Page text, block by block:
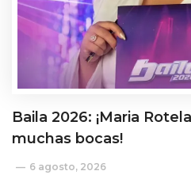
Baila 2026: ¡Maria
muchas bocas!
6 agosto, 2026